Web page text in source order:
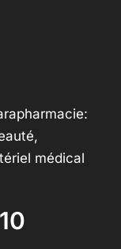
médical